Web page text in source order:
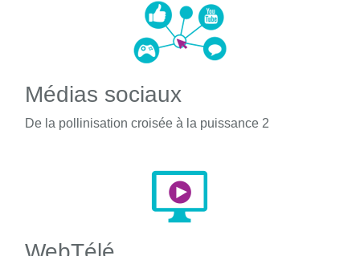
Médias sociaux
De la pollinisation croisée à la puissance 2